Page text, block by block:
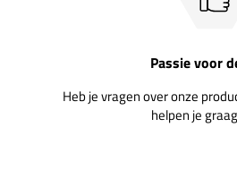
Passie voor
Heb je vragen over onze
helpen je